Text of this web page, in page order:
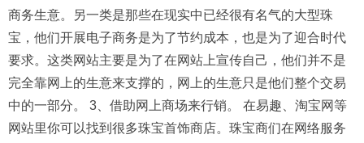
商务生意。另一类是那些在现实中已经很有名气的大型珠
宝，他们开展电子商务是为了节约成本，也是为了迎合时代
要求。这类网站主要是为了在网站上宣传自己，他们并不是
完全靠网上的生意来支撑的，网上的生意只是他们整个交易
中的一部分。 3、借助网上商场来行销。 在易趣、淘宝网等
网站里你可以找到很多珠宝首饰商店。珠宝商们在网络服务